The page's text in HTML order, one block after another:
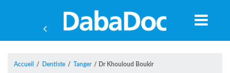
Accueil / Dentiste / Tanger / Dr Khouloud Boukir